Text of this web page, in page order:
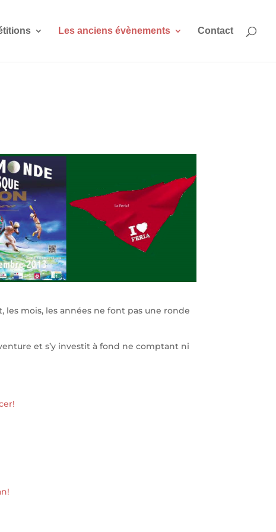
Les anciens évènements Contact
les mois, les années ne font pas une ronde
et s’y investit à fond ne comptant ni